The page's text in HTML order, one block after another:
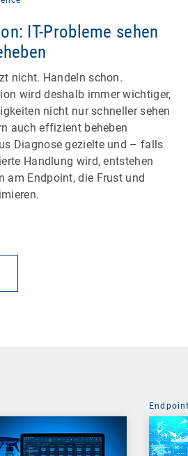
IT-Probleme sehen
nicht. Handeln schon.
wird deshalb immer wichtiger,
nicht nur schneller sehen
auch effizient beheben
Diagnose gezielte und – falls
Handlung wird, entstehen
am Endpoint, die Frust und